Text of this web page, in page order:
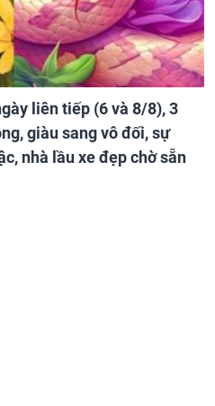
liên tiếp (6 và 8/8), 3
giàu sang vô đối, sự
nhà lầu xe đẹp chờ sẵn